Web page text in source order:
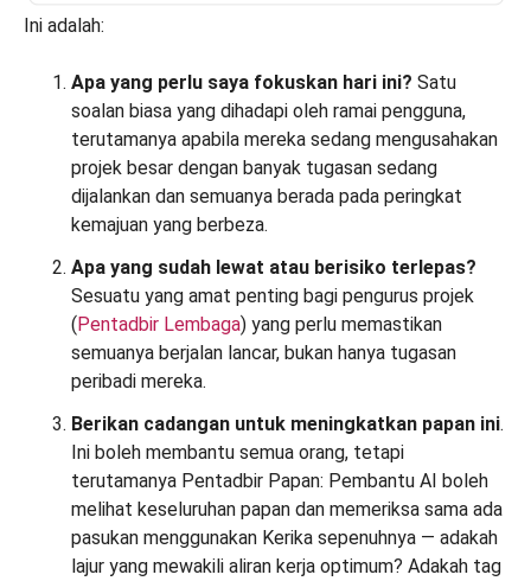
Ini adalah:
Apa yang perlu saya fokuskan hari ini? Satu
soalan biasa yang dihadapi oleh ramai pengguna,
terutamanya apabila mereka sedang mengusahakan
projek besar dengan banyak tugasan sedang
dijalankan dan semuanya berada pada peringkat
kemajuan yang berbeza.
Apa yang sudah lewat atau berisiko terlepas?
Sesuatu yang amat penting bagi pengurus projek
(Pentadbir Lembaga) yang perlu memastikan
semuanya berjalan lancar, bukan hanya tugasan
peribadi mereka.
Berikan cadangan untuk meningkatkan papan ini.
Ini boleh membantu semua orang, tetapi
terutamanya Pentadbir Papan: Pembantu AI boleh
melihat keseluruhan papan dan memeriksa sama ada
pasukan menggunakan Kerika sepenuhnya — adakah
lajur yang mewakili aliran kerja optimum? Adakah tag